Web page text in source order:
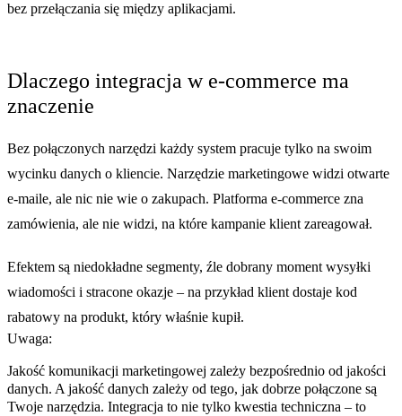
bez przełączania się między aplikacjami.
Dlaczego integracja w e-commerce ma
znaczenie
Bez połączonych narzędzi każdy system pracuje tylko na swoim
wycinku danych o kliencie. Narzędzie marketingowe widzi otwarte
e-maile, ale nic nie wie o zakupach. Platforma e-commerce zna
zamówienia, ale nie widzi, na które kampanie klient zareagował.
Efektem są niedokładne segmenty, źle dobrany moment wysyłki
wiadomości i stracone okazje – na przykład klient dostaje kod
rabatowy na produkt, który właśnie kupił.
Uwaga:
Jakość komunikacji marketingowej zależy bezpośrednio od jakości
danych. A jakość danych zależy od tego, jak dobrze połączone są
Twoje narzędzia. Integracja to nie tylko kwestia techniczna – to